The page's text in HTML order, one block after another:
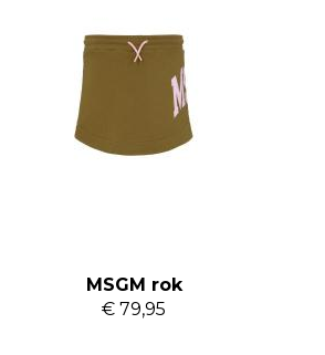
MSGM rok
€ 79,95